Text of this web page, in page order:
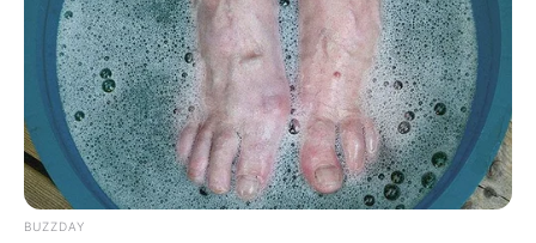
Encadernação Artesanal
Filtro dos Sonhos
Lembrancinhas de Casamento
Mosaico
BUZZDAY